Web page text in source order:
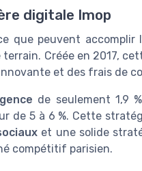
digitale Imop
que peuvent accomplir
Créée en 2017,
et des frais de
de seulement 1,9
de 5 à 6 %. Cette
et une solide
compétitif parisien.